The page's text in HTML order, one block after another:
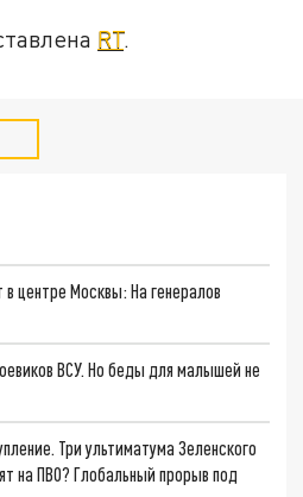
RT.
центре Москвы: На генералов
ВСУ. Но беды для малышей не
Три ультиматума Зеленского
на ПВО? Глобальный прорыв под